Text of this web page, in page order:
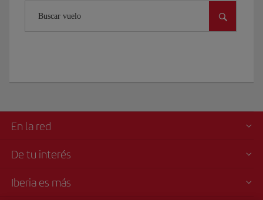
Buscar vuelo
En la red
De tu interés
Iberia es más